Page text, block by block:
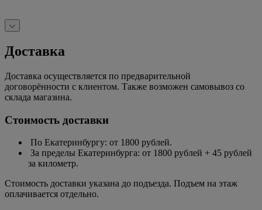
Доставка
Доставка осуществляется по предварительной
договорённости с клиентом. Также возможен самовывоз со
склада магазина.
Стоимость доставки
По Екатеринбургу: от 1800 рублей.
За пределы Екатеринбурга: от 1800 рублей + 45 рублей
за километр.
Стоимость доставки указана до подъезда. Подъем на этаж
оплачивается отдельно.